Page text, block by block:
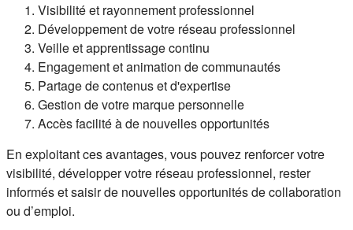
Visibilité et rayonnement professionnel
Développement de votre réseau professionnel
Veille et apprentissage continu
Engagement et animation de communautés
Partage de contenus et d'expertise
Gestion de votre marque personnelle
Accès facilité à de nouvelles opportunités
En exploitant ces avantages, vous pouvez renforcer votre
visibilité, développer votre réseau professionnel, rester
informés et saisir de nouvelles opportunités de collaboration
ou d’emploi.